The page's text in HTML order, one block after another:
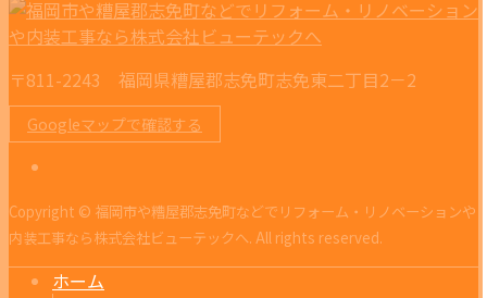
〒811-2243 福岡県糟屋郡志免町志免東二丁目2－2
Googleマップで確認する
Copyright © 福岡市や糟屋郡志免町などでリフォーム・リノベーションや
内装工事なら株式会社ビューテックへ. All rights reserved.
ホーム